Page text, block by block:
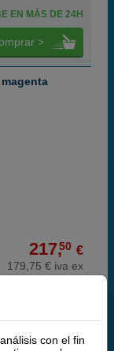
EN MÁS DE 24H
>
217,50 €
179,75 € iva ex
con el fin